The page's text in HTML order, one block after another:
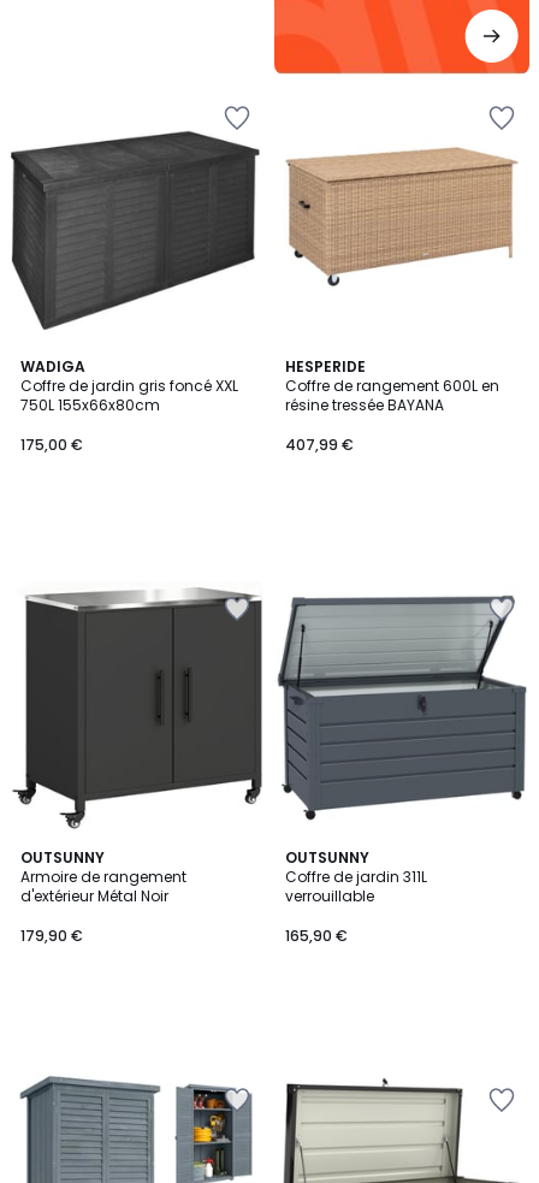
WADIGA
Coffre de jardin gris foncé XXL
750L 155x66x80cm
175,00 €
HESPERIDE
Coffre de rangement 600L en
résine tressée BAYANA
407,99 €
OUTSUNNY
Armoire de rangement
d'extérieur Métal Noir
179,90 €
OUTSUNNY
Coffre de jardin 311L
verrouillable
165,90 €